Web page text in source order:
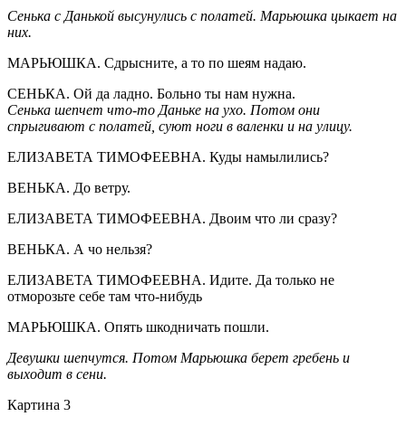
Сенька с Данькой высунулись с полатей. Марьюшка цыкает на
них.
МАРЬЮШКА. Сдрысните, а то по шеям надаю.
СЕНЬКА. Ой да ладно. Больно ты нам нужна.
Сенька шепчет что-то Даньке на ухо. Потом они
спрыгивают с полатей, суют ноги в валенки и на улицу.
ЕЛИЗАВЕТА ТИМОФЕЕВНА. Куды намылились?
ВЕНЬКА. До ветру.
ЕЛИЗАВЕТА ТИМОФЕЕВНА. Двоим что ли сразу?
ВЕНЬКА. А чо нельзя?
ЕЛИЗАВЕТА ТИМОФЕЕВНА. Идите. Да только не
отморозьте себе там что-нибудь
МАРЬЮШКА. Опять шкодничать пошли.
Девушки шепчутся. Потом Марьюшка берет гребень и
выходит в сени.
Картина 3